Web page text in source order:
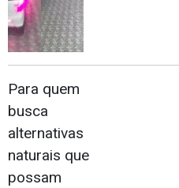
Para quem
busca
alternativas
naturais que
possam